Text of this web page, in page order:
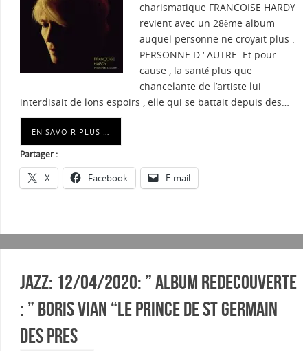
charismatique FRANCOISE HARDY
revient avec un 28ème album
auquel personne ne croyait plus :
PERSONNE D ‘ AUTRE. Et pour
cause , la santé plus que
chancelante de l’artiste lui
interdisait de lons espoirs , elle qui se battait depuis des…
EN SAVOIR PLUS …
Partager :
X Facebook E-mail
Jazz: 12/04/2020: ” ALBUM REDECOUVERTE
: ” BORIS VIAN “LE PRINCE DE St GERMAIN
DES PRES